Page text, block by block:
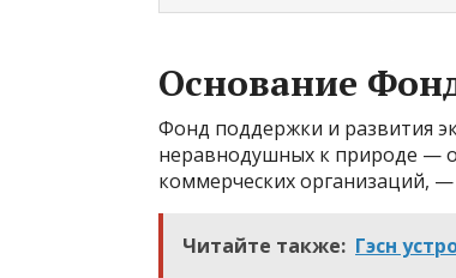
Основание
Фонд поддержки и развития
неравнодушных к природе —
коммерческих организаций,
Читайте также: Гэсн